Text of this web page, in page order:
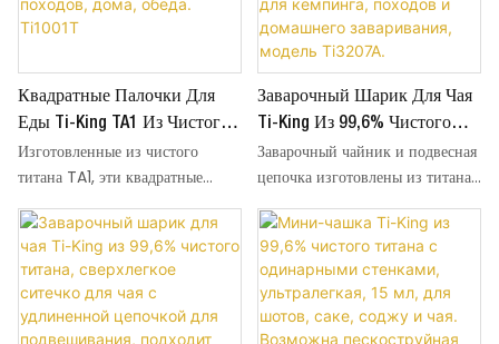
домашних обедов и любых
ситуаций на открытом воздухе.
для удобного извлечения
обработки поверхности:
пескоструйная обработка и
кристаллизация, что позволяет
подобрать текстуру по своему
вкусу. Титан TA1 устойчив к
коррозии и высоким
температурам, не выделяет
тяжелые металлы и не придает
пище металлического привкуса.
Многоразовые, устойчивые к
пятнам и легко моющиеся,
для удобного извлечения
продуктов. Доступны варианты
обработки поверхности:
пескоструйная обработка и
кристаллизация, что позволяет
подобрать текстуру по своему
вкусу. Титан TA1 устойчив к
коррозии и высоким
температурам, не выделяет
тяжелые металлы и не придает
пище металлического привкуса.
Многоразовые, устойчивые к
пятнам и легко моющиеся,
Квадратные Палочки Для
Еды Ti-King TA1 Из Чистого
Титана, 230 Мм,
Сверхлегкие, Многоразовые,
Путешествий, Походов,
Дома, Обеда. Ti1001T
Изготовленные из чистого
титана TA1, эти квадратные
палочки для еды длиной 230 мм
весят всего 16,5 г, что делает их
сверхлегкими для удобной
переноски во время походов,
кемпинга и путешествий.
Плоская квадратная форма
Заварочный Шарик Для Чая
Ti-King Из 99,6% Чистого
Титана, Сверхлегкое
Ситечко Для Чая С
Подвешивания, Подходит
Для Кемпинга, Походов И
Домашнего Заваривания,
Модель Ti3207A.
Заварочный чайник и подвесная
цепочка изготовлены из титана
марки TA1 (99,6%), они
сверхлегкие (всего 15,5 г), что
делает их удобными для
переноски в походы и
туристические поездки.
Безопасный,